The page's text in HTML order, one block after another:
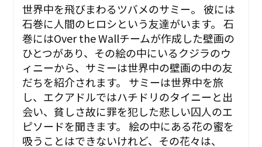
世界中を飛びまわるツバメのサミー。 彼には
石巻に人間のヒロシという友達がいます。 石
巻にはOver the Wallチームが作成した壁画の
ひとつがあり、その絵の中にいるクジラのウ
ィニーから、サミーは世界中の壁画の中の友
だちを紹介されます。 サミーは世界中を旅
し、エクアドルではハチドリのタイニーと出
会い、貧しさ故に罪を犯した悲しい囚人のエ
ピソードを聞きます。 絵の中にある花の蜜を
吸うことはできないけれど、その花々は、